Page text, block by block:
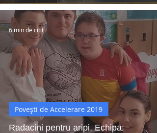
Radacini pentru aripi, Echipa:
Povești de Accelerare 2019
6 min de citit